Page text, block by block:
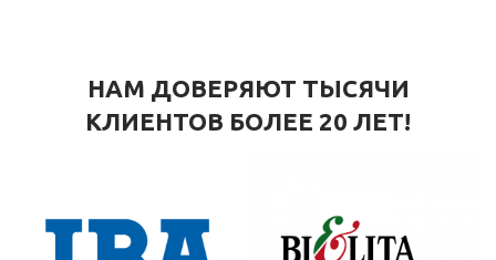
НАМ ДОВЕРЯЮТ ТЫСЯЧИ
КЛИЕНТОВ БОЛЕЕ 20 ЛЕТ!